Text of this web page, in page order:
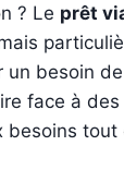
? Le prêt
un besoin
face à
besoins